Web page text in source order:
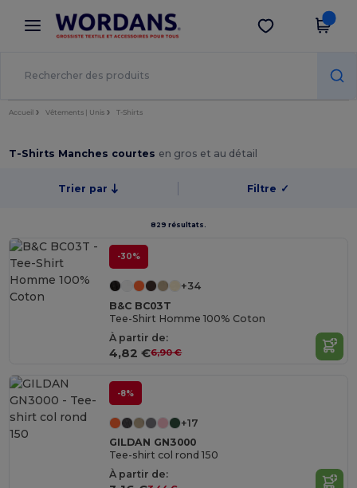
× Appli Wordans
Meilleurs prix sur l’app !
Obtenir l'appli
Accueil Vêtements | Unis T-Shirts
T-Shirts Manches courtes en gros et au détail
Trier par Filtre ✓
829 résultats.
-30%
+34
B&C BC03T
Tee-Shirt Homme 100% Coton
À partir de:
4,82 €6,90 €
-8%
+17
GILDAN GN3000
Tee-shirt col rond 150
À partir de: